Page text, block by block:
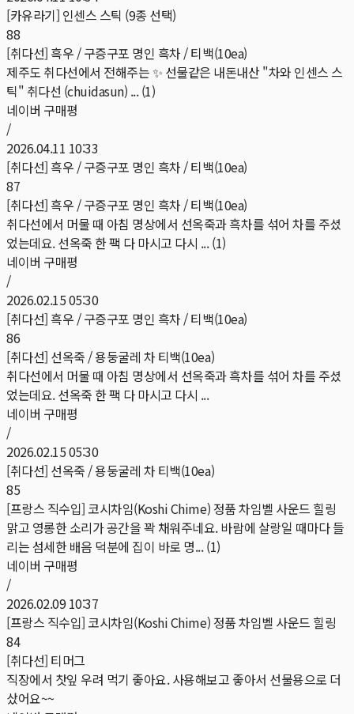
[카유라기] 인센스 스틱 (9종 선택)
88
[취다선] 흑우 / 구증구포 명인 흑차 / 티백(10ea)
제주도 취다선에서 전해주는 ✨️ 선물같은 내돈내산 "차와 인센스 스
틱" 취다선 (chuidasun) ... (1)
네이버 구매평
/
2026.04.11 10:33
[취다선] 흑우 / 구증구포 명인 흑차 / 티백(10ea)
87
[취다선] 흑우 / 구증구포 명인 흑차 / 티백(10ea)
취다선에서 머물 때 아침 명상에서 선옥죽과 흑차를 섞어 차를 주셨
었는데요. 선옥죽 한 팩 다 마시고 다시 ... (1)
네이버 구매평
/
2026.02.15 05:30
[취다선] 흑우 / 구증구포 명인 흑차 / 티백(10ea)
86
[취다선] 선옥죽 / 용둥굴레 차 티백(10ea)
취다선에서 머물 때 아침 명상에서 선옥죽과 흑차를 섞어 차를 주셨
었는데요. 선옥죽 한 팩 다 마시고 다시 ...
네이버 구매평
/
2026.02.15 05:30
[취다선] 선옥죽 / 용둥굴레 차 티백(10ea)
85
[프랑스 직수입] 코시차임(Koshi Chime) 정품 차임벨 사운드 힐링
맑고 영롱한 소리가 공간을 꽉 채워주네요. 바람에 살랑일 때마다 들
리는 섬세한 배음 덕분에 집이 바로 명... (1)
네이버 구매평
/
2026.02.09 10:37
[프랑스 직수입] 코시차임(Koshi Chime) 정품 차임벨 사운드 힐링
84
[취다선] 티머그
직장에서 찻잎 우려 먹기 좋아요. 사용해보고 좋아서 선물용으로 더
샀어요~~